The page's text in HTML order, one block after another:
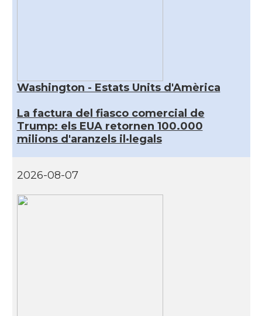
Washington - Estats Units d'Amèrica
La factura del fiasco comercial de
Trump: els EUA retornen 100.000
milions d'aranzels il·legals
2026-08-07